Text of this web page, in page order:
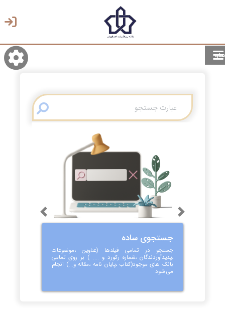
منو
انتخاب زبان
جستجوی ساده
جستجو در تمامی فیلدها (عناوین ،موضوعات
،پدیدآوردندگان ،شماره رکورد و .... ) بر روی تمامی
بانک های موجود(کتاب ،پایان نامه ،مقاله و...) انجام
می شود
Previous Next